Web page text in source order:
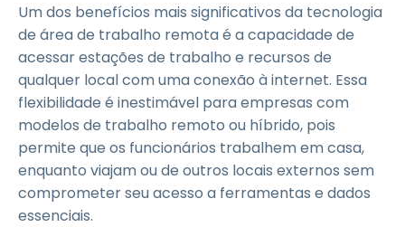
Um dos benefícios mais significativos da tecnologia
de área de trabalho remota é a capacidade de
acessar estações de trabalho e recursos de
qualquer local com uma conexão à internet. Essa
flexibilidade é inestimável para empresas com
modelos de trabalho remoto ou híbrido, pois
permite que os funcionários trabalhem em casa,
enquanto viajam ou de outros locais externos sem
comprometer seu acesso a ferramentas e dados
essenciais.